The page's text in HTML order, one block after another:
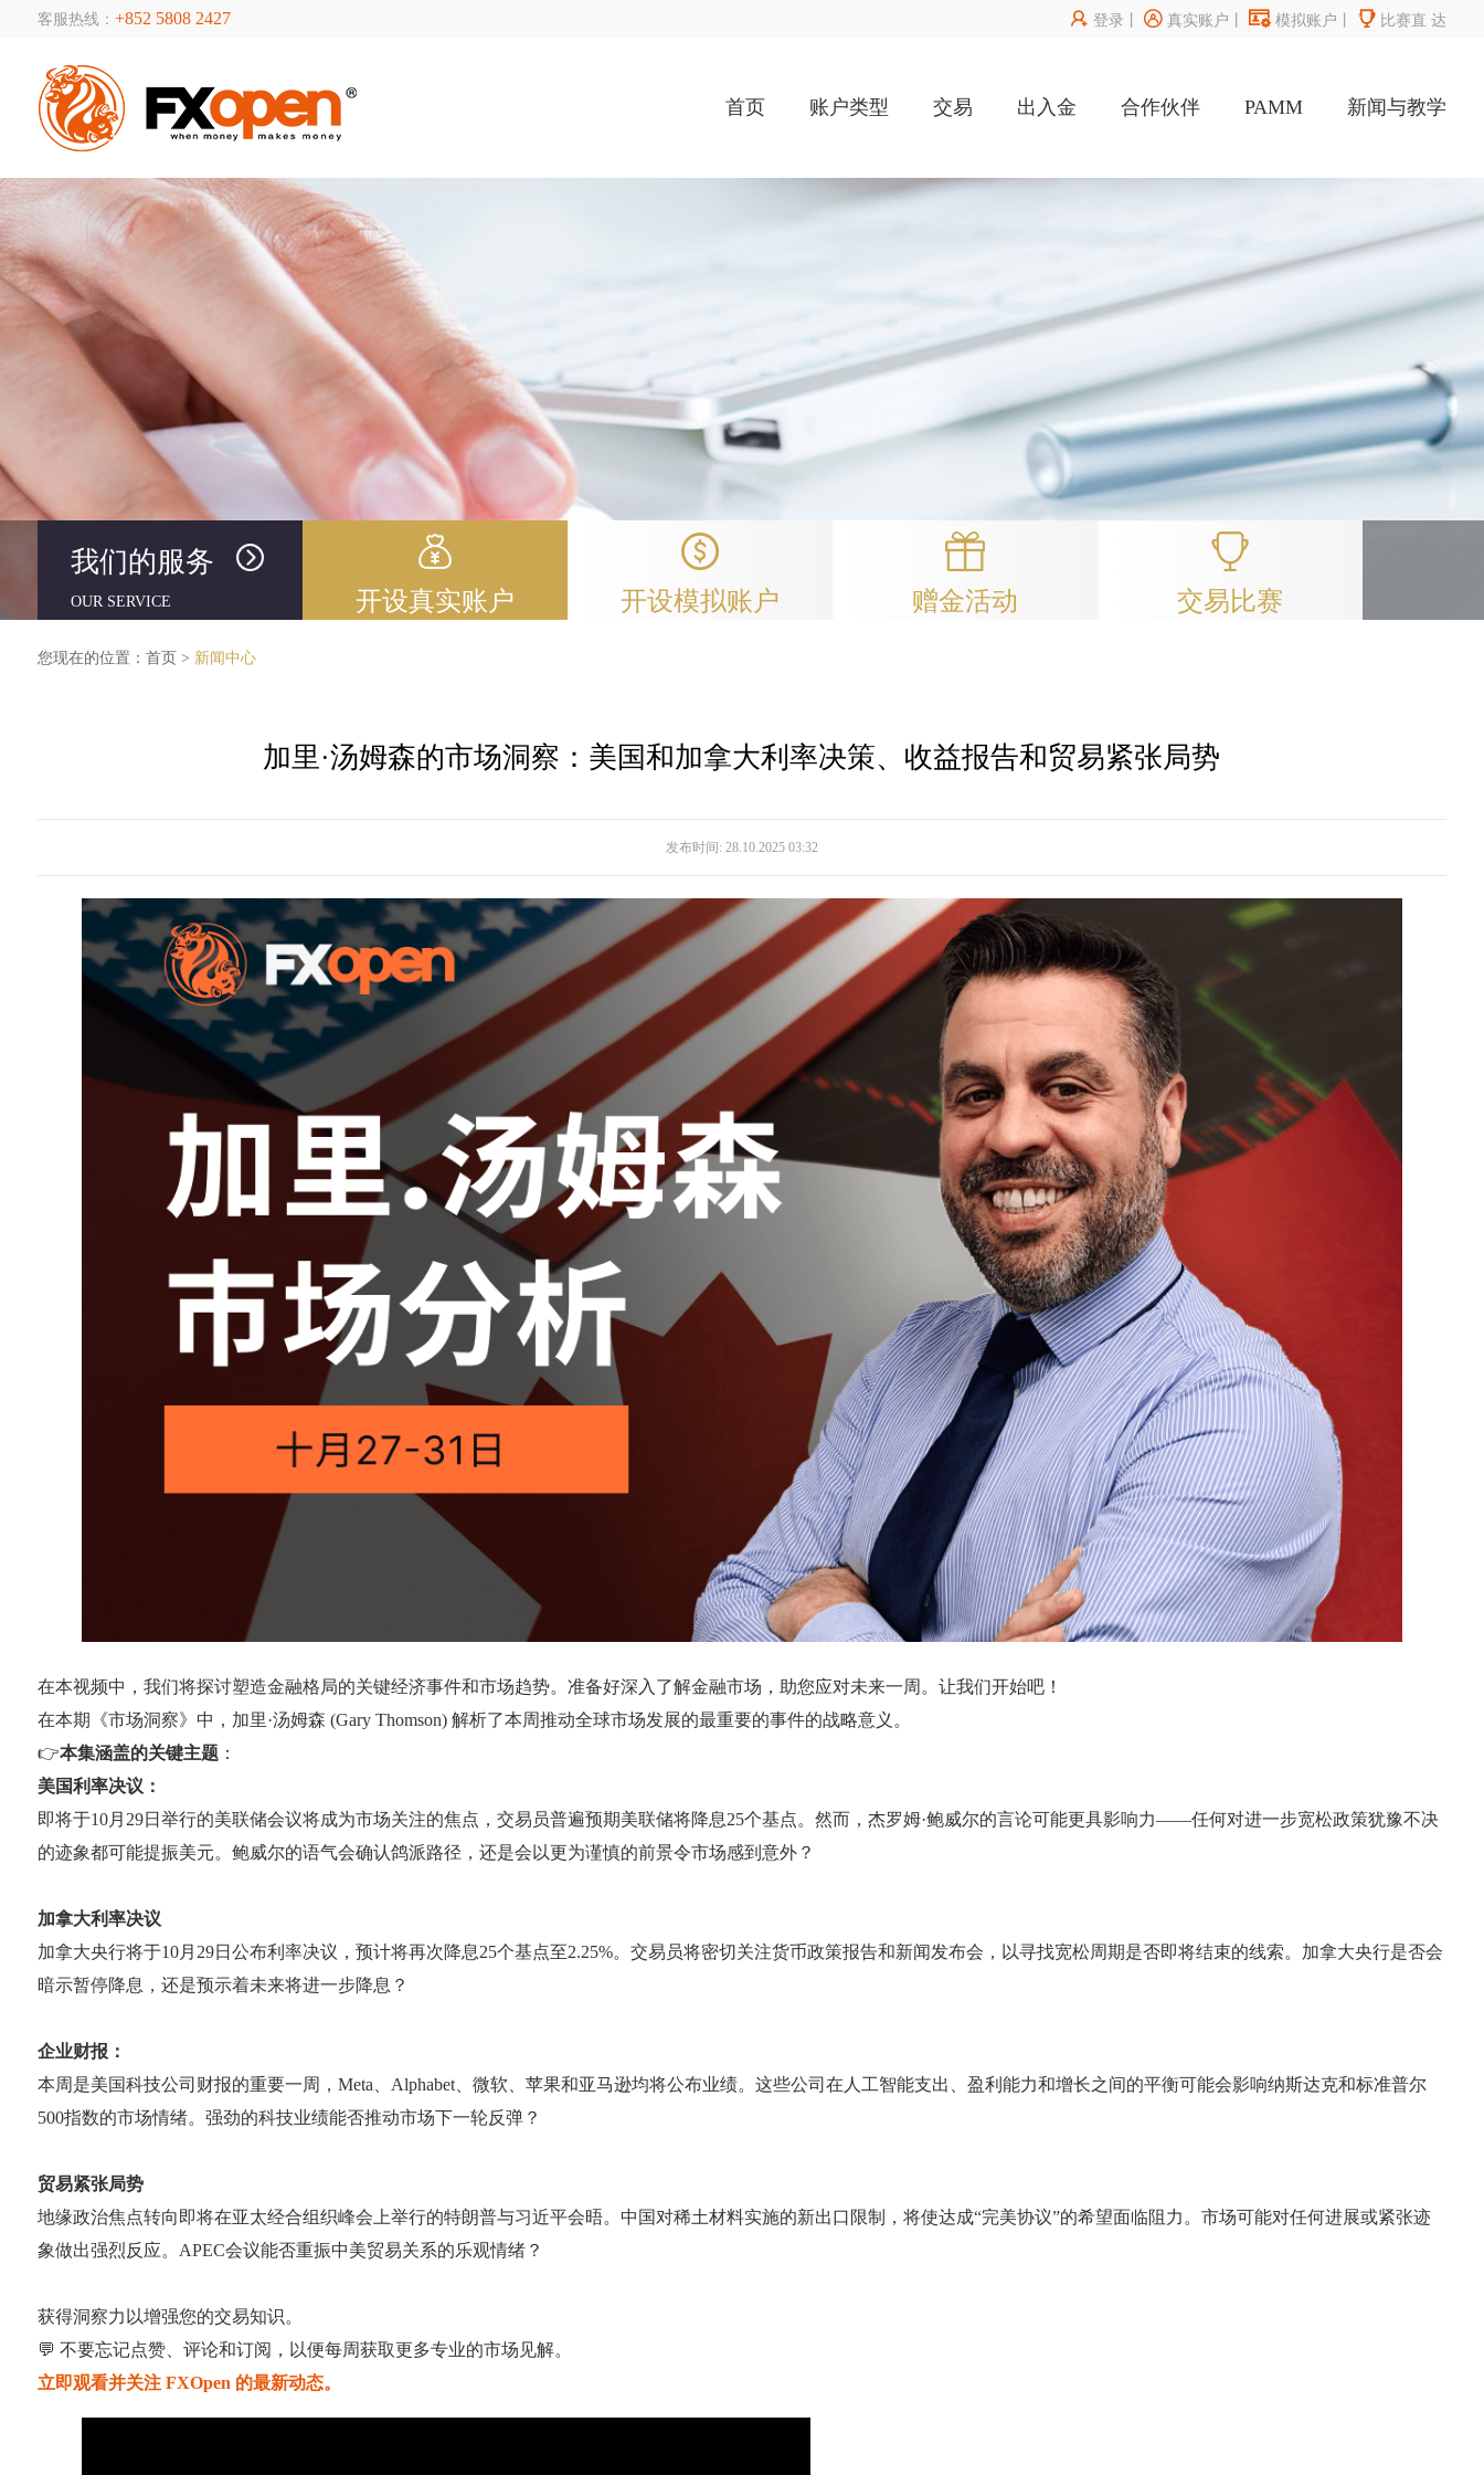
客服热线： +852 5808 2427  登录 丨 真实账户  模拟账户  比赛直 达
首页 账户类型 交易 出入金 合作伙伴 PAMM 新闻与教学
我们的服务
OUR SERVICE 开设真实账户 开设模拟账户 赠金活动 交易比赛
您现在的位置： 首页 > 新闻中心
加里·汤姆森的市场洞察：美国和加拿大利率决策、收益报告和贸易紧张局势
发布时间: 28.10.2025 03:32
在本视频中，我们将探讨塑造金融格局的关键经济事件和市场趋势。准备好深入了解金融市场，助您应对未来一周。让我们开始吧！
在本期《市场洞察》中，加里·汤姆森 (Gary Thomson) 解析了本周推动全球市场发展的最重要的事件的战略意义。
👉本集涵盖的关键主题：
美国利率决议：
即将于10月29日举行的美联储会议将成为市场关注的焦点，交易员普遍预期美联储将降息25个基点。然而，杰罗姆·鲍威尔的言论可能更具影响力——任何对进一步宽松政策犹豫不决
的迹象都可能提振美元。鲍威尔的语气会确认鸽派路径，还是会以更为谨慎的前景令市场感到意外？
加拿大利率决议
加拿大央行将于10月29日公布利率决议，预计将再次降息25个基点至2.25%。交易员将密切关注货币政策报告和新闻发布会，以寻找宽松周期是否即将结束的线索。加拿大央行是否会
暗示暂停降息，还是预示着未来将进一步降息？
企业财报：
本周是美国科技公司财报的重要一周，Meta、Alphabet、微软、苹果和亚马逊均将公布业绩。这些公司在人工智能支出、盈利能力和增长之间的平衡可能会影响纳斯达克和标准普尔
500指数的市场情绪。强劲的科技业绩能否推动市场下一轮反弹？
贸易紧张局势
地缘政治焦点转向即将在亚太经合组织峰会上举行的特朗普与习近平会晤。中国对稀土材料实施的新出口限制，将使达成“完美协议”的希望面临阻力。市场可能对任何进展或紧张迹
象做出强烈反应。APEC会议能否重振中美贸易关系的乐观情绪？
获得洞察力以增强您的交易知识。
💬 不要忘记点赞、评论和订阅，以便每周获取更多专业的市场见解。
立即观看并关注 FXOpen 的最新动态。